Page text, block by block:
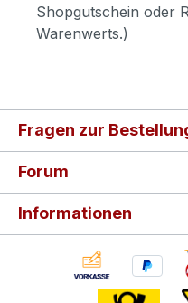
Shopgutschein oder
Warenwerts.)
Fragen zur
Forum
Informationen